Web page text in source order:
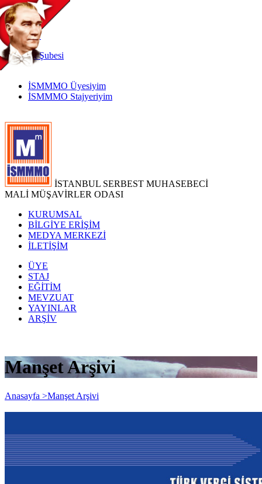
TR
|
EN
İnternetŞubesi
İSMMMO Üyesiyim
İSMMMO Stajyeriyim
İSTANBUL SERBEST MUHASEBECİ
MALİ MÜŞAVİRLER ODASI
KURUMSAL
BİLGİYE ERİŞİM
MEDYA MERKEZİ
İLETİŞİM
ÜYE
STAJ
EĞİTİM
MEVZUAT
YAYINLAR
ARŞİV
Manşet Arşivi
Anasayfa >Manşet Arşivi